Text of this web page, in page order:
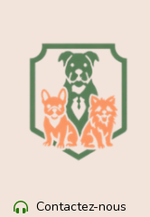
Contactez-nous